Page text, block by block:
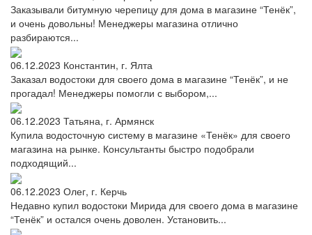
Заказывали битумную черепицу для дома в магазине “Тенёк”,
и очень довольны! Менеджеры магазина отлично
разбираются...
06.12.2023 Константин, г. Ялта
Заказал водостоки для своего дома в магазине “Тенёк”, и не
прогадал! Менеджеры помогли с выбором,...
06.12.2023 Татьяна, г. Армянск
Купила водосточную систему в магазине «Тенёк» для своего
магазина на рынке. Консультанты быстро подобрали
подходящий...
06.12.2023 Олег, г. Керчь
Недавно купил водостоки Мирида для своего дома в магазине
“Тенёк” и остался очень доволен. Установить...